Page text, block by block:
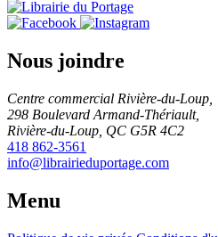
Nous joindre
Centre commercial Rivière-du-Loup,
298 Boulevard Armand-Thériault,
Rivière-du-Loup, QC G5R 4C2
418 862-3561
info@librairieduportage.com
Menu